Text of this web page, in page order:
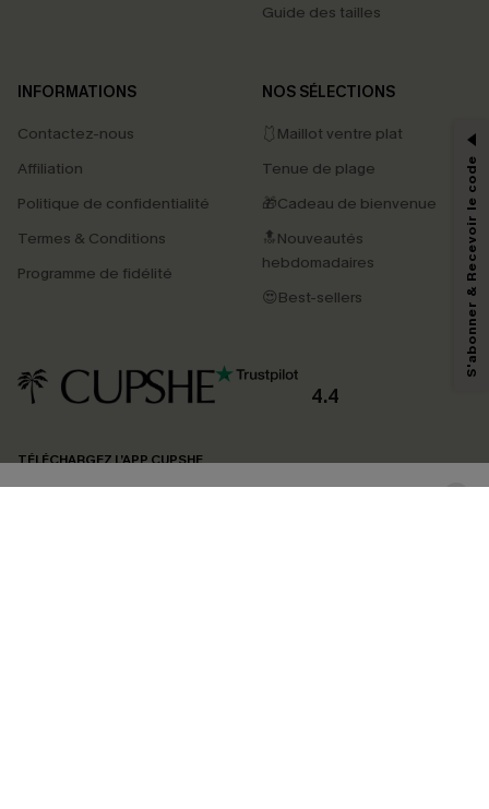
Guide des tailles
INFORMATIONS
Contactez-nous
Affiliation
Politique de confidentialité
Termes & Conditions
Programme de fidélité
NOS SÉLECTIONS
🩱Maillot ventre plat
Tenue de plage
🎁Cadeau de bienvenue
🔝Nouveautés
hebdomadaires
😍Best-sellers
4.4
TÉLÉCHARGEZ L’APP CUPSHE
PROFITEZ DE -15%
-15% dès 2 Achetés par E-mail
*Un code par commande, valable une seule fois.
En soumettant votre adresse e-mail, vous acceptez de recevoir des e-mails
marketing (y compris du contenu généré par l'IA) de Cupshe et
reconnaissez avoir pris connaissance de nos
pouvons utiliser les données collectées sur notre site ainsi que des
produits susceptibles de vous intéresser, conformément à notre
Politique de
confidentialité
. Vous pouvez vous désabonner à tout moment.
S'abonner & Recevoir le code